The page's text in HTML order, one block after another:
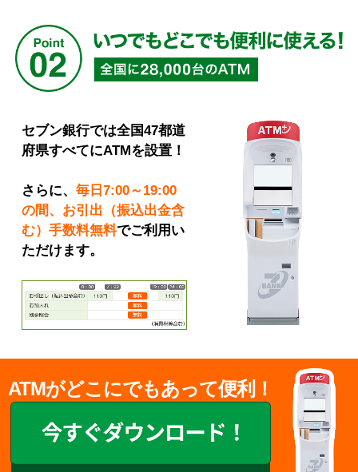
セブン銀行では全国47都道
府県すべてにATMを設置！
さらに、 毎日7:00～19:00
の間、お引出（振込出金含
む）手数料無料でご利用い
ただけます。
ATMがどこにでもあって便利！